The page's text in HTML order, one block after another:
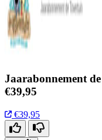
Jaarabonnement
€39,95
€39,95